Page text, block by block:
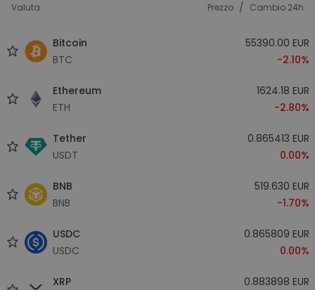
Valuta Prezzo / Cambio 24h
Bitcoin
BTC
55390.00 EUR
-2.10%
Ethereum
ETH
1624.18 EUR
-2.80%
Tether
USDT
0.865413 EUR
0.00%
BNB
BNB
519.630 EUR
-1.70%
USDC
USDC
0.865809 EUR
0.00%
XRP
0.883898 EUR